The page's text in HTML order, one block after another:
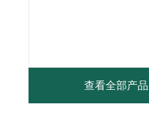
查看全部产